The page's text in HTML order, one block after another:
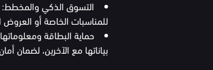
التسوق الذكي والمخطط:
للمناسبات الخاصة أو
حماية البطاقة
بياناتها مع الآخرين، لضمان